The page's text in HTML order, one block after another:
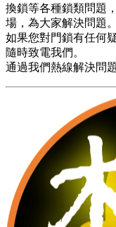
換鎖等各種鎖類問題
場，為大家解決問題。
如果您對門鎖有任何
隨時致電我們。
通過我們熱線解決問